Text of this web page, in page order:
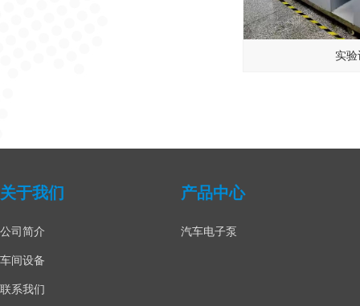
实
关于我们
公司简介
车间设备
联系我们
产品中心
汽车电子泵